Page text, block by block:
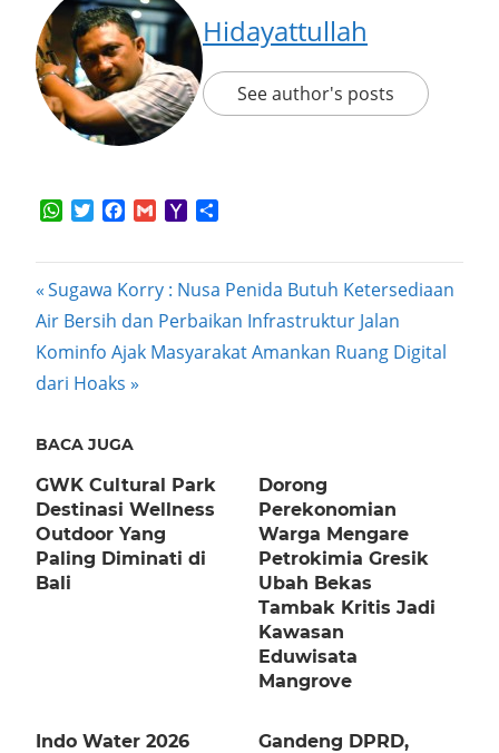
Hidayattullah
See author's posts
WhatsApp
TwitterFacebook
GmailYahoo
Post
navigation
Previous
Post:
Sugawa Korry : Nusa Penida Butuh Ketersediaan
Air Bersih dan Perbaikan Infrastruktur Jalan
Next
Post:
Kominfo Ajak Masyarakat Amankan Ruang Digital
dari Hoaks
BACA JUGA
GWK Cultural Park
Destinasi Wellness
Outdoor Yang
Paling Diminati di
Bali
Dorong
Perekonomian
Warga Mengare
Petrokimia Gresik
Ubah Bekas
Tambak Kritis Jadi
Kawasan
Eduwisata
Mangrove
Indo Water 2026
Gandeng DPRD,